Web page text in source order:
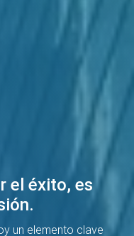
el éxito, es
un elemento clave